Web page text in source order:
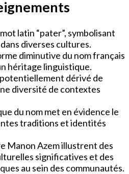
latin “pater”, symbolisant
diverses cultures.
diminutive du nom français
héritage linguistique.
potentiellement dérivé de
diversité de contextes
du nom met en évidence le
traditions et identités
Manon Azem illustrent des
significatives et des
au sein des communautés.